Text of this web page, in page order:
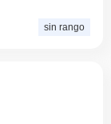
sin rango